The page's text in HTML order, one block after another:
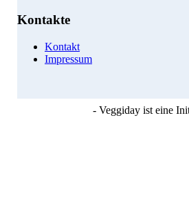
Kontakte
Kontakt
Impressum
- Veggiday ist eine